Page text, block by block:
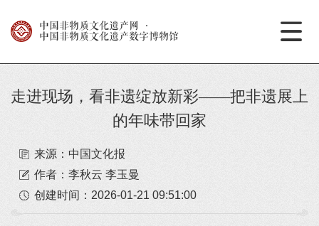
中国非物质文化遗产网
·
中国非物质文化遗产数字博物馆
走进现场，看非遗绽放新彩——把非遗展上
的年味带回家
来源：中国文化报
作者：李秋云 李玉曼
创建时间： 2026-01-21 09:51:00